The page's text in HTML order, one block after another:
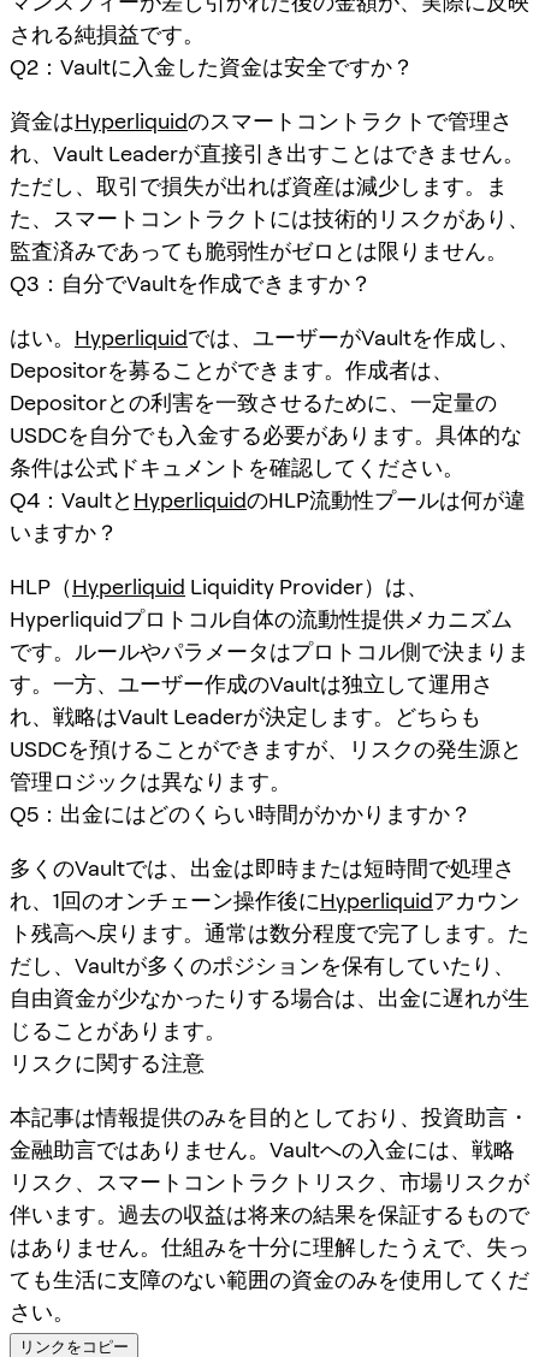
される純損益です。
Q2：Vaultに入金した資金は安全ですか？
資金はHyperliquidのスマートコントラクトで管理さ
れ、Vault Leaderが直接引き出すことはできません。
ただし、取引で損失が出れば資産は減少します。ま
た、スマートコントラクトには技術的リスクがあり、
監査済みであっても脆弱性がゼロとは限りません。
Q3：自分でVaultを作成できますか？
はい。 Hyperliquidでは、ユーザーがVaultを作成し、
Depositorを募ることができます。作成者は、
Depositorとの利害を一致させるために、一定量の
USDCを自分でも入金する必要があります。具体的な
条件は公式ドキュメントを確認してください。
Q4：Vaultと HyperliquidのHLP流動性プールは何が違
いますか？
HLP（Hyperliquid Liquidity Provider）は、
Hyperliquidプロトコル自体の流動性提供メカニズム
です。ルールやパラメータはプロトコル側で決まりま
す。一方、ユーザー作成のVaultは独立して運用さ
れ、戦略はVault Leaderが決定します。どちらも
USDCを預けることができますが、リスクの発生源と
管理ロジックは異なります。
Q5：出金にはどのくらい時間がかかりますか？
多くのVaultでは、出金は即時または短時間で処理さ
れ、1回のオンチェーン操作後にHyperliquidアカウン
ト残高へ戻ります。通常は数分程度で完了します。た
だし、Vaultが多くのポジションを保有していたり、
自由資金が少なかったりする場合は、出金に遅れが生
じることがあります。
リスクに関する注意
本記事は情報提供のみを目的としており、投資助言・
金融助言ではありません。Vaultへの入金には、戦略
リスク、スマートコントラクトリスク、市場リスクが
伴います。過去の収益は将来の結果を保証するもので
はありません。仕組みを十分に理解したうえで、失っ
ても生活に支障のない範囲の資金のみを使用してくだ
さい。
リンクをコピー